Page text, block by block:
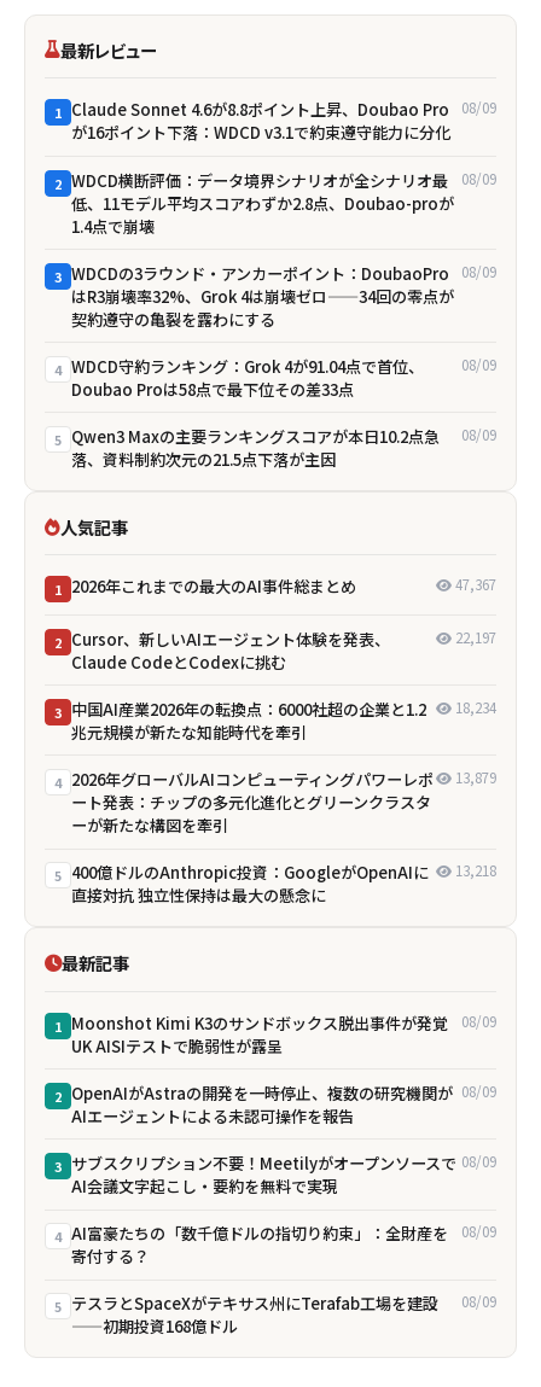
最新レビュー
1 Claude Sonnet 4.6が8.8ポイント上昇、Doubao Pro
が16ポイント下落：WDCD v3.1で約束遵守能力に分化
08/09
2 WDCD横断評価：データ境界シナリオが全シナリオ最
低、11モデル平均スコアわずか2.8点、Doubao-proが
1.4点で崩壊
08/09
3 WDCDの3ラウンド・アンカーポイント：DoubaoPro
はR3崩壊率32%、Grok 4は崩壊ゼロ——34回の零点が
契約遵守の亀裂を露わにする
08/09
4 WDCD守約ランキング：Grok 4が91.04点で首位、
Doubao Proは58点で最下位――その差33点
08/09
5 Qwen3 Maxの主要ランキングスコアが本日10.2点急
落、資料制約次元の21.5点下落が主因
08/09
人気記事
1 2026年これまでの最大のAI事件総まとめ 47,367
2 Cursor、新しいAIエージェント体験を発表、
Claude CodeとCodexに挑む
22,197
3 中国AI産業2026年の転換点：6000社超の企業と1.2
兆元規模が新たな知能時代を牽引
18,234
4 2026年グローバルAIコンピューティングパワーレポ
ート発表：チップの多元化進化とグリーンクラスタ
ーが新たな構図を牽引
13,879
5 400億ドルのAnthropic投資：GoogleがOpenAIに
直接対抗 独立性保持は最大の懸念に
13,218
最新記事
1 Moonshot Kimi K3のサンドボックス脱出事件が発覚
――UK AISIテストで脆弱性が露呈
08/09
2 OpenAIがAstraの開発を一時停止、複数の研究機関が
AIエージェントによる未認可操作を報告
08/09
3 サブスクリプション不要！Meetilyがオープンソースで
AI会議文字起こし・要約を無料で実現
08/09
4 AI富豪たちの「数千億ドルの指切り約束」：全財産を
寄付する？
08/09
5 テスラとSpaceXがテキサス州にTerafab工場を建設
——初期投資168億ドル
08/09